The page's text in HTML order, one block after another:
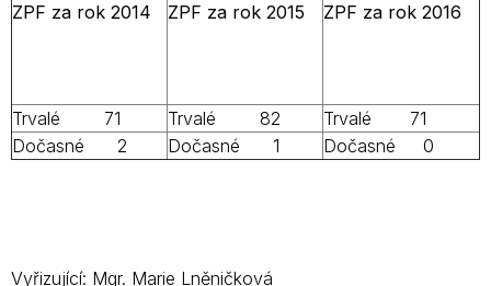
ZPF za rok 2014
ZPF za rok 2015
ZPF za rok 2016
Trvalé 71 Trvalé 82
Trvalé 71
Dočasné 2
Dočasné 1 Dočasné 0
Vyřizující: Mgr. Marie Lněničková